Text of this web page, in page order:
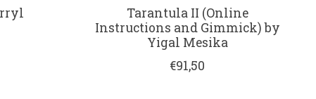
Tarantula II (Online
Instructions and Gimmick) by
Yigal Mesika
€91,50